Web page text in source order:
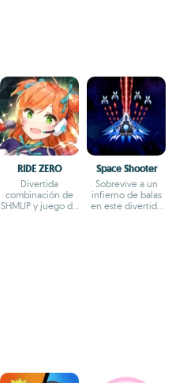
RIDE ZERO
Divertida
combinación de
SHMUP y juego de
Space Shooter
Sobrevive a un
infierno de balas
en este divertido